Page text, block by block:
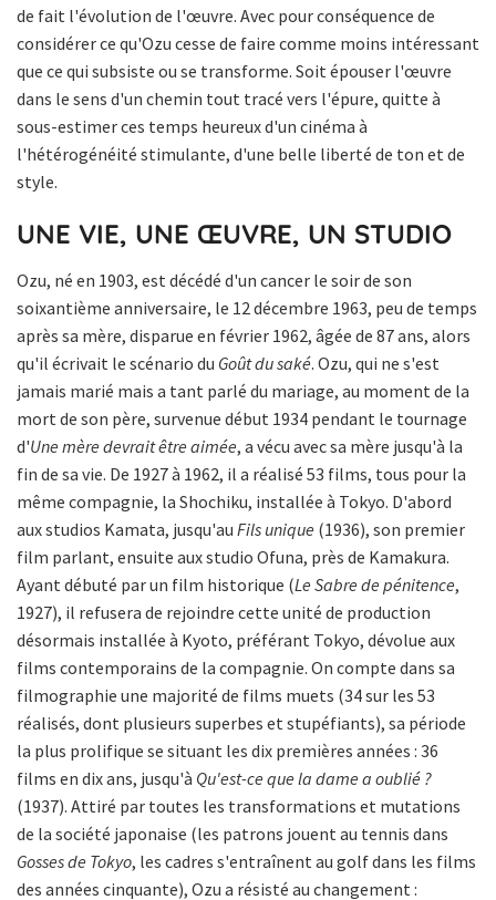
de fait l'évolution de l'œuvre. Avec pour conséquence de
considérer ce qu'Ozu cesse de faire comme moins intéressant
que ce qui subsiste ou se transforme. Soit épouser l'œuvre
dans le sens d'un chemin tout tracé vers l'épure, quitte à
sous-estimer ces temps heureux d'un cinéma à
l'hétérogénéité stimulante, d'une belle liberté de ton et de
style.
UNE VIE, UNE ŒUVRE, UN STUDIO
Ozu, né en 1903, est décédé d'un cancer le soir de son
soixantième anniversaire, le 12 décembre 1963, peu de temps
après sa mère, disparue en février 1962, âgée de 87 ans, alors
qu'il écrivait le scénario du Goût du saké. Ozu, qui ne s'est
jamais marié mais a tant parlé du mariage, au moment de la
mort de son père, survenue début 1934 pendant le tournage
d'Une mère devrait être aimée, a vécu avec sa mère jusqu'à la
fin de sa vie. De 1927 à 1962, il a réalisé 53 films, tous pour la
même compagnie, la Shochiku, installée à Tokyo. D'abord
aux studios Kamata, jusqu'au Fils unique (1936), son premier
film parlant, ensuite aux studio Ofuna, près de Kamakura.
Ayant débuté par un film historique (Le Sabre de pénitence,
1927), il refusera de rejoindre cette unité de production
désormais installée à Kyoto, préférant Tokyo, dévolue aux
films contemporains de la compagnie. On compte dans sa
filmographie une majorité de films muets (34 sur les 53
réalisés, dont plusieurs superbes et stupéfiants), sa période
la plus prolifique se situant les dix premières années : 36
films en dix ans, jusqu'à Qu'est-ce que la dame a oublié ?
(1937). Attiré par toutes les transformations et mutations
de la société japonaise (les patrons jouent au tennis dans
Gosses de Tokyo, les cadres s'entraînent au golf dans les films
des années cinquante), Ozu a résisté au changement :